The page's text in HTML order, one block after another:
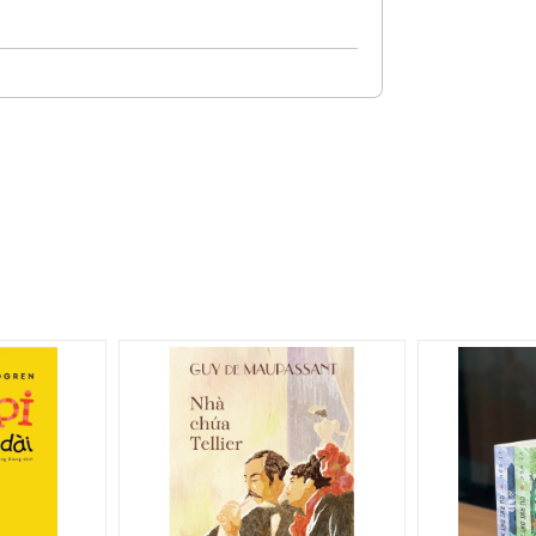
năm liền.